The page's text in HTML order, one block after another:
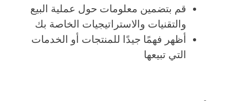
قم بتضمين معلومات حول عملية البيع
والتقنيات والاستراتيجيات الخاصة بك
أظهر فهمًا جيدًا للمنتجات أو الخدمات
التي تبيعها